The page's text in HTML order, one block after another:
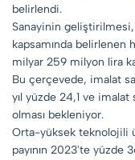
belirlendi.
Sanayinin geliştirilmesi,
kapsamında belirlenen
milyar 259 milyon lira
Bu çerçevede, imalat
yıl yüzde 24,1 ve
olması bekleniyor.
Orta-yüksek teknolojili
payının 2023'te yüzde